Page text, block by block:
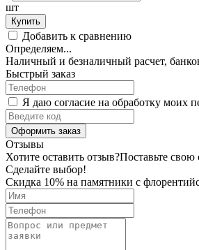
шт
Купить
Добавить к сравнению
Определяем...
Наличный и безналичный расчет,
Быстрый заказ
Я даю согласие на обработку моих
Оформить заказ
Отзывы
Хотите оставить отзыв?Поставьте свою
Сделайте выбор!
Скидка 10% на памятники с